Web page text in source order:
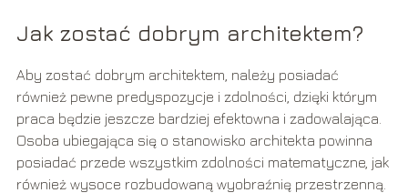
Jak zostać dobrym architektem?
Aby zostać dobrym architektem, należy posiadać
również pewne predyspozycje i zdolności, dzięki którym
praca będzie jeszcze bardziej efektowna i zadowalająca.
Osoba ubiegająca się o stanowisko architekta powinna
posiadać przede wszystkim zdolności matematyczne, jak
również wysoce rozbudowaną wyobraźnię przestrzenną.